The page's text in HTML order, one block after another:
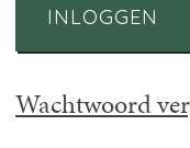
INLOGGEN
Wachtwoord